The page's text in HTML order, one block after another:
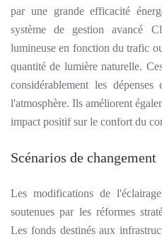
par une grande efficacité
système de gestion avancé
lumineuse en fonction du trafic
quantité de lumière naturelle.
considérablement les
l'atmosphère. Ils améliorent
impact positif sur le confort du
Scénarios de changement
Les modifications de
soutenues par les réformes
Les fonds destinés aux